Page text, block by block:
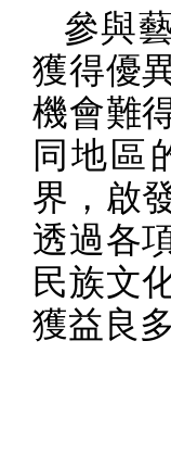
參與
獲得優
機會難
同地區
界，啟
透過各
民族文
獲益良多